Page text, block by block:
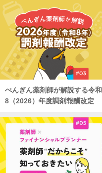
ぺんぎん薬剤師が解説する令和
8（2026）年度調剤報酬改定